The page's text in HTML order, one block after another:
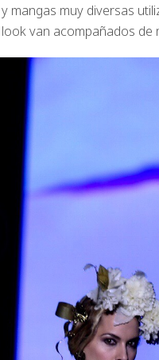
mangas muy diversas
van acompañados